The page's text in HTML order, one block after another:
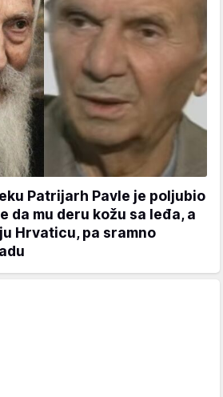
Patrijarh Pavle je poljubio
da mu deru kožu sa leđa, a
Hrvaticu, pa sramno